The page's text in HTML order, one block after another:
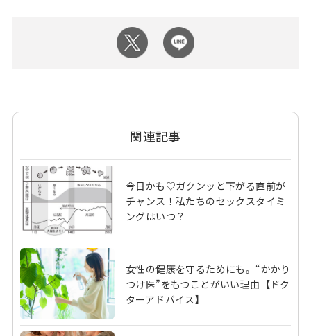
関連記事
今日かも♡ガクンッと下がる直前が
チャンス！私たちのセックスタイミ
ングはいつ？
女性の健康を守るためにも。“かかり
つけ医”をもつことがいい理由【ドク
ターアドバイス】